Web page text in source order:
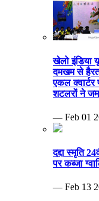
खेलो इंडिया
दमखम से
एकल क्वार्टर
शटलरों ने जम
— Feb 01
दद्दा स्मृति
पर कब्जा
— Feb 13